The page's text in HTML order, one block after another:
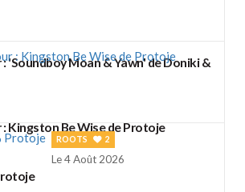
'Soundboy Moan & Yawn' de Doniki &
Kingston Be Wise de Protoje
ROOTS 2
Le 4 Août 2026